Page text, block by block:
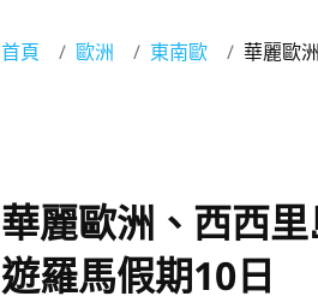
首頁 歐洲 東南歐 華麗歐
華麗歐洲、西西
遊羅馬假期10日